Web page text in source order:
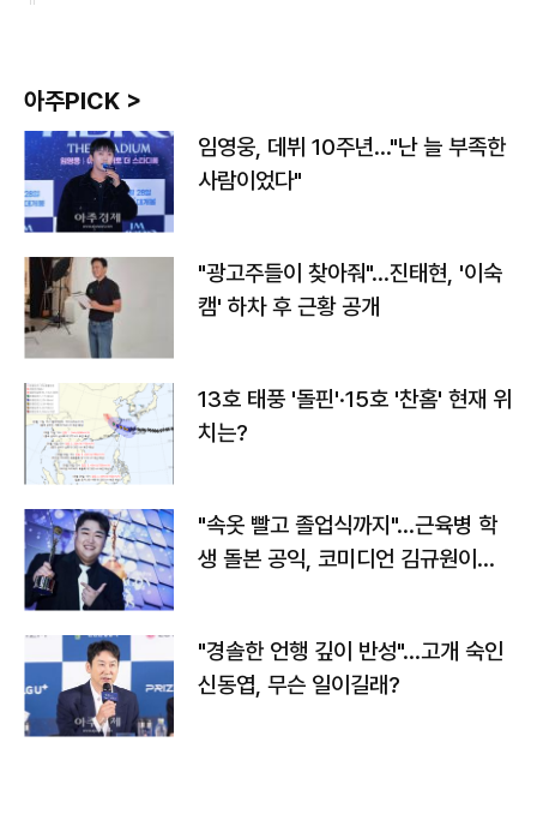
아주PICK >
임영웅, 데뷔 10주년…"난 늘 부족한
사람이었다"
"광고주들이 찾아줘"…진태현, '이숙
캠' 하차 후 근황 공개
13호 태풍 '돌핀'·15호 '찬홈' 현재 위
치는?
"속옷 빨고 졸업식까지"…근육병 학
생 돌본 공익, 코미디언 김규원이었
"경솔한 언행 깊이 반성"…고개 숙인
신동엽, 무슨 일이길래?